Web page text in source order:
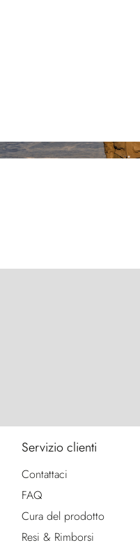
Servizio clienti
Contattaci
FAQ
Cura del prodotto
Resi & Rimborsi